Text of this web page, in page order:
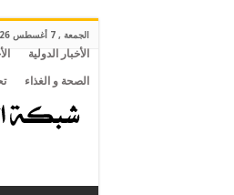
الجمعة , 7 أغسطس 2026
الأخبار الدولية
الصحة و الغذاء